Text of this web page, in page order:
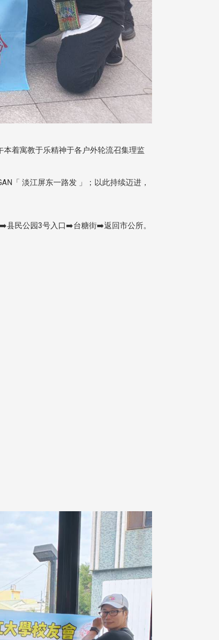
着寓教于乐精神于各户外轮流召集理监
「 淡江屏东一路发 」；以此持续迈进，
民公园3号入口➡️台糖街➡️返回市公所。